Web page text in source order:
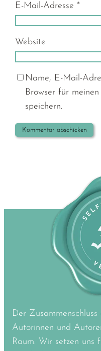
E-Mail-Adresse*
Website
Name, E-Mail-
Browser für
speichern.
Der
Autorinnen und
Raum. Wir setzen uns